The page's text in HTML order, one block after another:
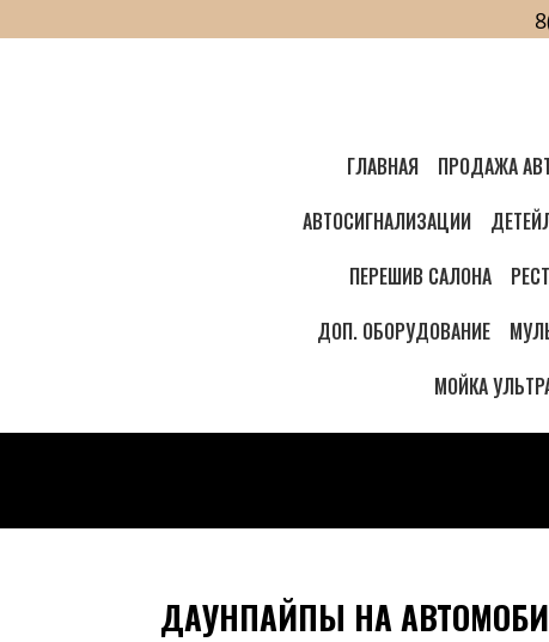
ГЛАВНАЯ ПРОДАЖА
АВТОСИГНАЛИЗАЦИИ
ПЕРЕШИВ САЛОНА
ДОП. ОБОРУДОВАНИЕ
МОЙКА
ДАУНПАЙПЫ НА